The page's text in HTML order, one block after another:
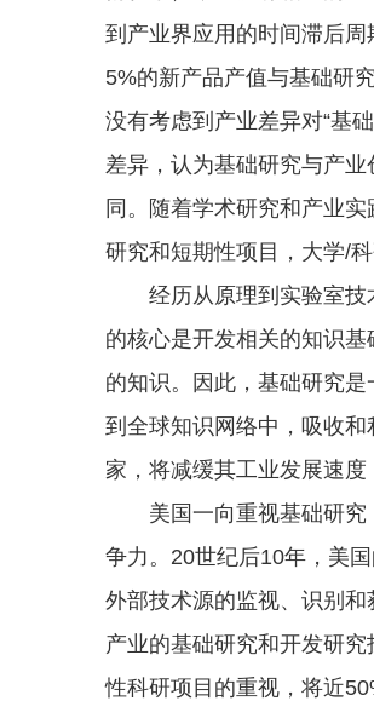
到产业界应用的时间滞后
5%的新产品产值与基础研
没有考虑到产业差异对“基
差异，认为基础研究与产
同。随着学术研究和产业
研究和短期性项目，大学/
经历从原理到实验室技
的核心是开发相关的知识
的知识。因此，基础研究是
到全球知识网络中，吸收
家，将减缓其工业发展速度
美国一向重视基础研究
争力。20世纪后10年，美
外部技术源的监视、识别
产业的基础研究和开发研
性科研项目的重视，将近